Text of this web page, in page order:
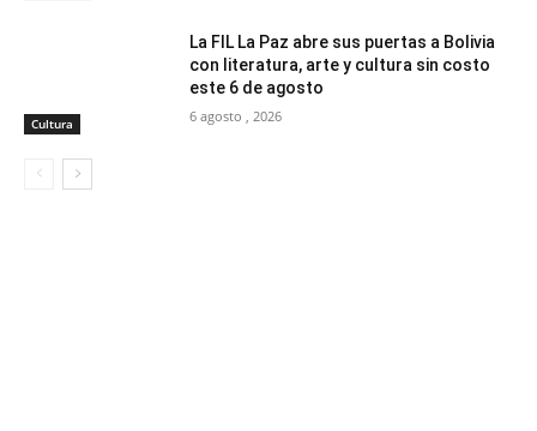
Cultura
La FIL La Paz abre sus puertas a Bolivia
con literatura, arte y cultura sin costo
este 6 de agosto
6 agosto , 2026